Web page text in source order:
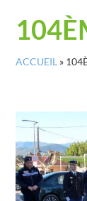
ACCUEIL »